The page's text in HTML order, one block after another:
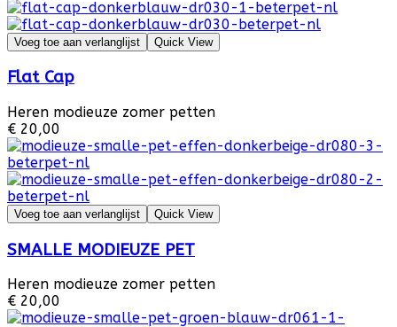
Voeg toe aan verlanglijst Quick View
Flat Cap
Heren modieuze zomer petten
€ 20,00
Voeg toe aan verlanglijst Quick View
SMALLE MODIEUZE PET
Heren modieuze zomer petten
€ 20,00